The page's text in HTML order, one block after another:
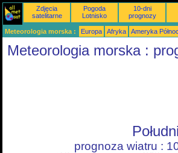
Zdjęcia
satelitarne
Pogoda
Lotnisko
10-dni
prognozy
Meteorologia morska : Europa Afryka Ameryka
Meteorologia morska :
prognoza wiatru :